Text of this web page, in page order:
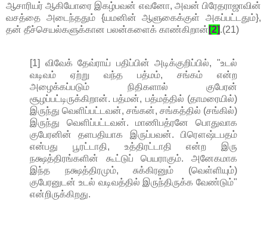
ஆசாரியர் ஆகியோரை இகழ்பவன் எவனோ, அவன் பிரேதராஜாவின்
வசத்தை அடைந்ததும் {யமனின் ஆளுகைக்குள் அகப்பட்டதும்},
தன் தீச்செயல்களுக்கான பலன்களைக் காண்கிறான் [2].(21)
[1] விவேக் தேவ்ராய் பதிப்பின் அடிக்குறிப்பில், "உடல்
வடிவம் ஏற்று வந்த பத்மம், சங்கம் என்ற
அழைக்கப்படும் நிதிகளால் குபேரன்
சூழப்பட்டிருக்கிறான். பத்மன், பத்மத்தில் (தாமரையில்)
இருந்து வெளிப்பட்டவன், சங்கன், சங்கத்தில் (சங்கில்)
இருந்து வெளிப்பட்டவன். மாணிபத்ரனே பொதுவாக
குபேரனின் தளபதியாக இருப்பவன். பிரௌஷ்டபதம்
என்பது பூரட்டாதி, உத்திரட்டாதி என்ற இரு
நக்ஷத்திரங்களின் கூட்டுப் பெயராகும். அனேகமாக
இந்த நக்ஷத்திரமும், சுக்கிரனும் (வெள்ளியும்)
குபேரனுடன் உடல் வடிவத்தில் இருந்திருக்க வேண்டும்"
என்றிருக்கிறது.